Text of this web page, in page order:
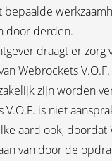
bepaalde
door derden.
draagt er zorg
Webrockets
zijn worden
V.O.F. is niet
aard ook, doordat
van door de